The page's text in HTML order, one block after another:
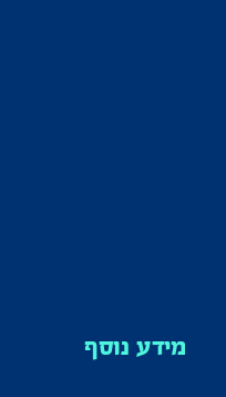
מידע נוסף